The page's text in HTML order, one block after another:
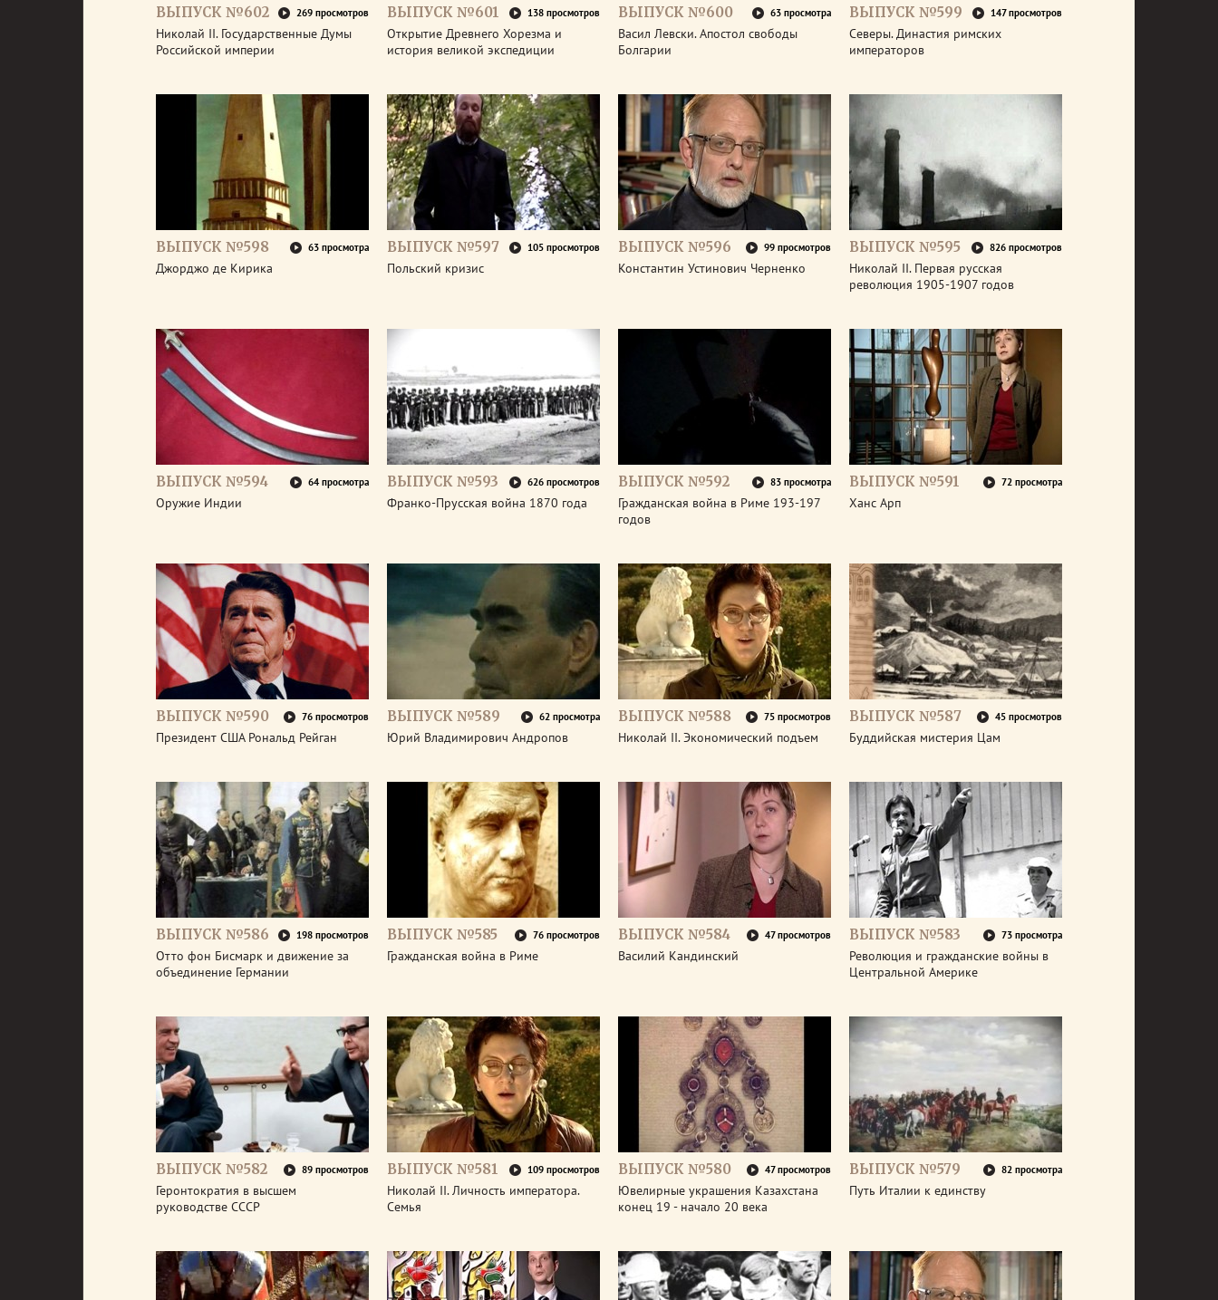
ВЫПУСК №602 269 просмотров
Николай II. Государственные Думы
Российской империи
ВЫПУСК №601 138 просмотров
Открытие Древнего Хорезма и
история великой экспедиции
ВЫПУСК №600 63 просмотра
Васил Левски. Апостол свободы
Болгарии
ВЫПУСК №599 147 просмотров
Северы. Династия римских
императоров
ВЫПУСК №598 63 просмотра
Джорджо де Кирика
ВЫПУСК №597 105 просмотров
Польский кризис
ВЫПУСК №596 99 просмотров
Константин Устинович Черненко
ВЫПУСК №595 826 просмотров
Николай II. Первая русская
революция 1905-1907 годов
ВЫПУСК №594 64 просмотра
Оружие Индии
ВЫПУСК №593 626 просмотров
Франко-Прусская война 1870 года
ВЫПУСК №592 83 просмотра
Гражданская война в Риме 193-197
годов
ВЫПУСК №591 72 просмотра
Ханс Арп
ВЫПУСК №590 76 просмотров
Президент США Рональд Рейган
ВЫПУСК №589 62 просмотра
Юрий Владимирович Андропов
ВЫПУСК №588 75 просмотров
Николай II. Экономический подъем
ВЫПУСК №587 45 просмотров
Буддийская мистерия Цам
ВЫПУСК №586 198 просмотров
Отто фон Бисмарк и движение за
объединение Германии
ВЫПУСК №585 76 просмотров
Гражданская война в Риме
ВЫПУСК №584 47 просмотров
Василий Кандинский
ВЫПУСК №583 73 просмотра
Революция и гражданские войны в
Центральной Америке
ВЫПУСК №582 89 просмотров
Геронтократия в высшем
руководстве СССР
ВЫПУСК №581 109 просмотров
Николай II. Личность императора.
Семья
ВЫПУСК №580 47 просмотров
Ювелирные украшения Казахстана
конец 19 - начало 20 века
ВЫПУСК №579 82 просмотра
Путь Италии к единству